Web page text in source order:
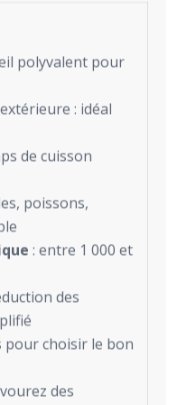
polyvalent pour
: idéal
de cuisson
poissons,
: entre 1 000 et
des
pour choisir le bon
des